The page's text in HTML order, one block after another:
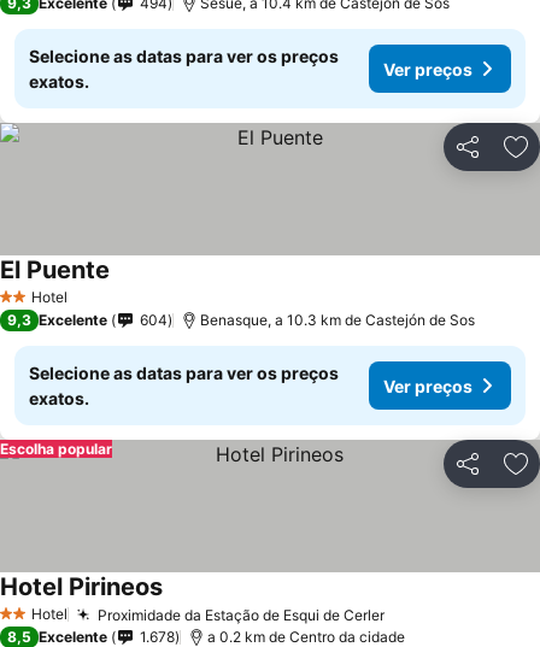
Selecione as datas para ver os preços
exatos.
Ver preços
Partilhar
2 Estrelas
Hotel
El Puente
9,3 Excelente 604 Benasque, a 10.3 km de Castejón de Sos
Selecione as datas para ver os preços
exatos.
Ver preços
Partilhar
Escolha popular
2 Estrelas
Hotel Proximidade da Estação de Esqui de CerlerVer preços
Hotel PirineosVer preços
8,5 Excelente 1.678 a 0.2 km de Centro da cidade